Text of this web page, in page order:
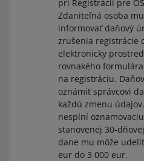
pri Registrácii pre
Zdaniteľná osoba
informovať daňový
zrušenia registrácie
elektronicky
rovnakého
na registráciu.
oznámiť správcovi
každú zmenu
nesplní
stanovenej 30-
dane mu môže
eur do 3 000 eur.